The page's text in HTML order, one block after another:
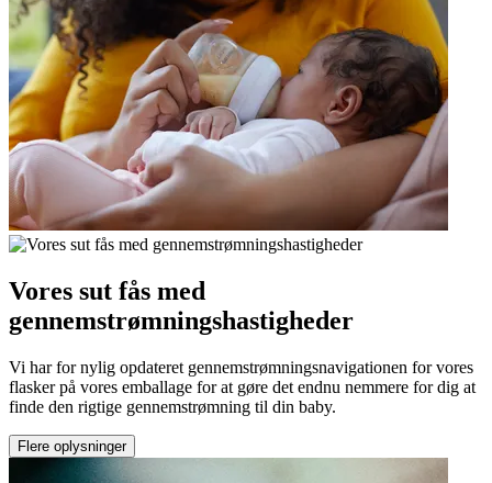
Vores sut fås med
gennemstrømningshastigheder
Vi har for nylig opdateret gennemstrømningsnavigationen for vores
flasker på vores emballage for at gøre det endnu nemmere for dig at
finde den rigtige gennemstrømning til din baby.
Flere oplysninger